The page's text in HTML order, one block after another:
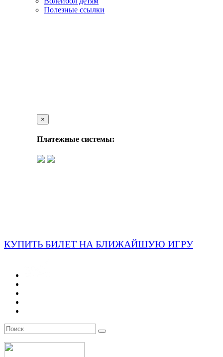
Полезные ссылки
×
Платежные системы:
КУПИТЬ БИЛЕТ НА БЛИЖАЙШУЮ ИГРУ